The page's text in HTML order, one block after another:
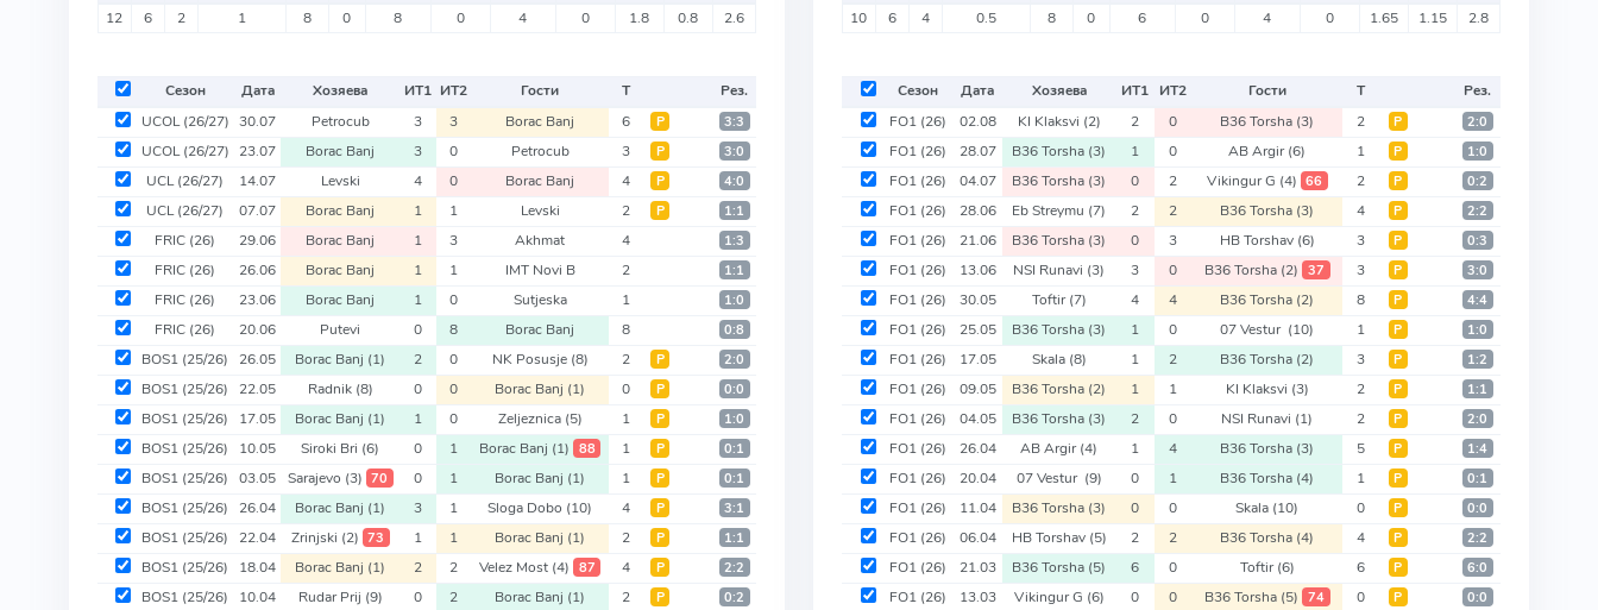
12 6 2 1 8 0 8 0 4 0 1.8 0.8 2.6
Сезон Дата Хозяева ИТ1 ИТ2 Гости Т
Рез.
UCOL(26/27) 30.07 Petrocub 3 3 Borac Banj 6 Р 3:3
UCOL(26/27) 23.07 Borac Banj 3 0 Petrocub 3 Р 3:0
UCL(26/27) 14.07 Levski 4 0 Borac Banj 4 Р 4:0
UCL(26/27) 07.07 Borac Banj 1 1 Levski 2 Р 1:1
FRIC (26) 29.06 Borac Banj 1 3 Akhmat 4 1:3
FRIC (26) 26.06 Borac Banj 1 1 IMT Novi B 2 1:1
FRIC (26) 23.06 Borac Banj 1 0 Sutjeska 1 1:0
FRIC (26) 20.06 Putevi 0 8 Borac Banj 8 0:8
BOS1 (25/26) 26.05 Borac Banj (1) 2 0 NK Posusje (8) 2 Р 2:0
BOS1 (25/26) 22.05 Radnik (8) 0 0 Borac Banj (1) 0 Р 0:0
BOS1 (25/26) 17.05 Borac Banj (1) 1 0 Zeljeznica (5) 1 Р 1:0
BOS1 (25/26) 10.05 Siroki Bri (6) 0 1 Borac Banj (1) 88 1 Р 0:1
BOS1 (25/26) 03.05 Sarajevo (3) 70 0 1 Borac Banj (1) 1 Р 0:1
BOS1 (25/26) 26.04 Borac Banj (1) 3 1 Sloga Dobo (10) 4 Р 3:1
BOS1 (25/26) 22.04 Zrinjski (2) 73 1 1 Borac Banj (1) 2 Р 1:1
BOS1 (25/26) 18.04 Borac Banj (1) 2 2 Velez Most (4) 87 4 Р 2:2
BOS1 (25/26) 10.04 Rudar Prij (9) 0 2 Borac Banj (1) 2 Р 0:2
10 6 4 0.5 8 0 6 0 4 0 1.65 1.15 2.8
Сезон Дата Хозяева ИТ1 ИТ2 Гости Т
Рез.
FO1 (26) 02.08 KI Klaksvi (2) 2 0 B36 Torsha (3) 2 Р 2:0
FO1 (26) 28.07 B36 Torsha (3) 1 0 AB Argir(6) 1 Р 1:0
FO1 (26) 04.07 B36 Torsha (3) 0 2 Vikingur G (4) 66 2 Р 0:2
FO1 (26) 28.06 Eb Streymu (7) 2 2 B36 Torsha (3) 4 Р 2:2
FO1 (26) 21.06 B36 Torsha (3) 0 3 HB Torshav (6) 3 Р 0:3
FO1 (26) 13.06 NSI Runavi (3) 3 0 B36 Torsha (2) 37 3 Р 3:0
FO1 (26) 30.05 Toftir(7) 4 4 B36 Torsha (2) 8 Р 4:4
FO1 (26) 25.05 B36 Torsha (3) 1 0 07 Vestur (10) 1 Р 1:0
FO1 (26) 17.05 Skala (8) 1 2 B36 Torsha (2) 3 Р 1:2
FO1 (26) 09.05 B36 Torsha (2) 1 1 KI Klaksvi (3) 2 Р 1:1
FO1 (26) 04.05 B36 Torsha (3) 2 0 NSI Runavi (1) 2 Р 2:0
FO1 (26) 26.04 AB Argir(4) 1 4 B36 Torsha (3) 5 Р 1:4
FO1 (26) 20.04 07 Vestur (9) 0 1 B36 Torsha (4) 1 Р 0:1
FO1 (26) 11.04 B36 Torsha (3) 0 0 Skala (10) 0 Р 0:0
FO1 (26) 06.04 HB Torshav (5) 2 2 B36 Torsha (4) 4 Р 2:2
FO1 (26) 21.03 B36 Torsha (5) 6 0 Toftir(6) 6 Р 6:0
FO1 (26) 13.03 Vikingur G (6) 0 0 B36 Torsha (5) 74 0 Р 0:0